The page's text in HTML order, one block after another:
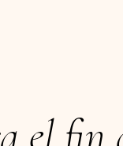
el fin